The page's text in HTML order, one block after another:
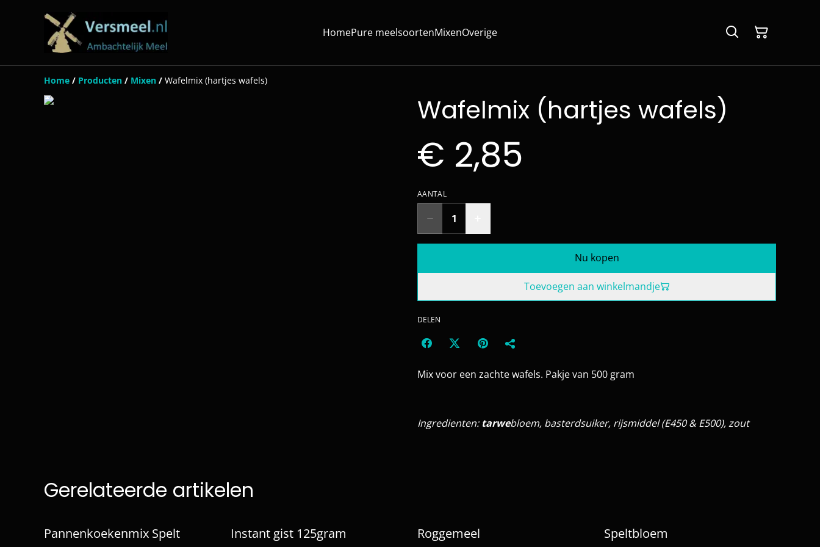
HomePure meelsoortenMixenOverige
Home / Producten / Mixen / Wafelmix (hartjes wafels)
Wafelmix (hartjes wafels)
€ 2,85
AANTAL
Nu kopen
Toevoegen aan winkelmandje
DELEN
Mix voor een zachte wafels. Pakje van 500 gram
Ingredienten: tarwebloem, basterdsuiker, rijsmiddel (E450 & E500), zout
Gerelateerde artikelen
Pannenkoekenmix Spelt Instant gist 125gram Roggemeel Speltbloem